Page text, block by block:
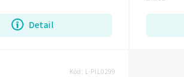
Detail
Kód: L-PIL0299